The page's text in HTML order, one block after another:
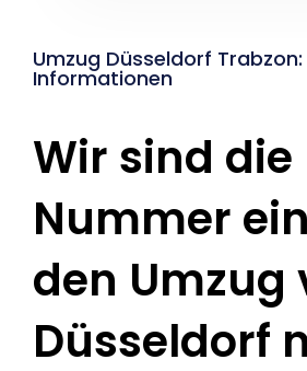
Umzug Düsseldorf Trabzon:
Informationen
Wir sind die
Nummer
den Umzug
Düsseldorf